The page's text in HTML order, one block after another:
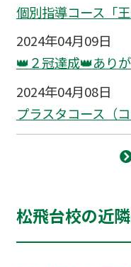
個別指導コース「
2024年04月09日
👑２冠達成👑あり
2024年04月08日
プラスタコース（
松飛台校の近